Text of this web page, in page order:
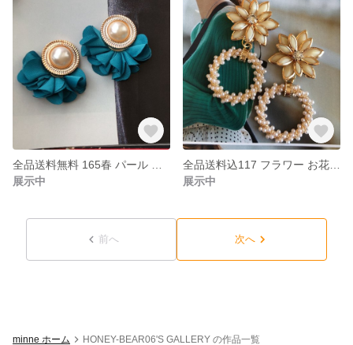
展示中
展示中
前へ 次へ
minne ホーム HONEY-BEAR06'S GALLERY の作品一覧